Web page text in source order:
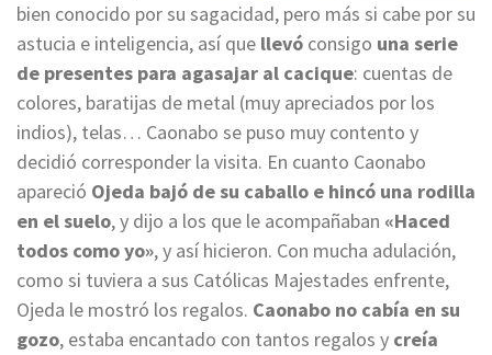
bien conocido por su sagacidad, pero más si cabe por su
astucia e inteligencia, así que llevó consigo una serie
de presentes para agasajar al cacique: cuentas de
colores, baratijas de metal (muy apreciados por los
indios), telas… Caonabo se puso muy contento y
decidió corresponder la visita. En cuanto Caonabo
apareció Ojeda bajó de su caballo e hincó una rodilla
en el suelo, y dijo a los que le acompañaban «Haced
todos como yo», y así hicieron. Con mucha adulación,
como si tuviera a sus Católicas Majestades enfrente,
Ojeda le mostró los regalos. Caonabo no cabía en su
gozo, estaba encantado con tantos regalos y creía